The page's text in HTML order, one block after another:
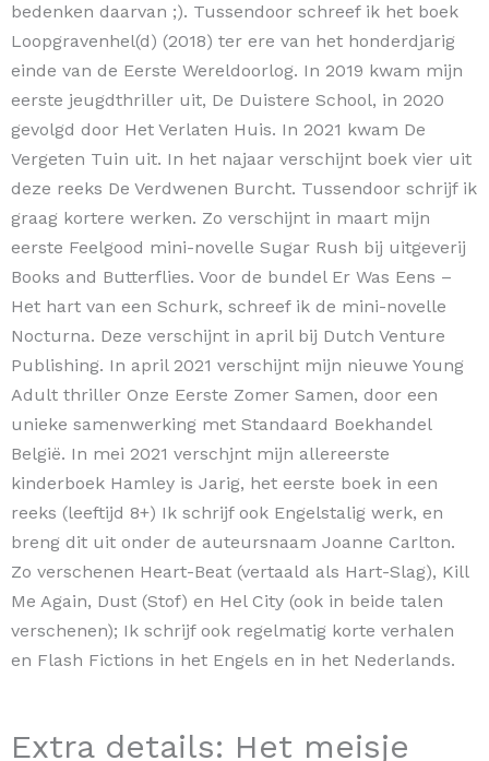
bedenken daarvan ;). Tussendoor schreef ik het boek
Loopgravenhel(d) (2018) ter ere van het honderdjarig
einde van de Eerste Wereldoorlog. In 2019 kwam mijn
eerste jeugdthriller uit, De Duistere School, in 2020
gevolgd door Het Verlaten Huis. In 2021 kwam De
Vergeten Tuin uit. In het najaar verschijnt boek vier uit
deze reeks De Verdwenen Burcht. Tussendoor schrijf ik
graag kortere werken. Zo verschijnt in maart mijn
eerste Feelgood mini-novelle Sugar Rush bij uitgeverij
Books and Butterflies. Voor de bundel Er Was Eens –
Het hart van een Schurk, schreef ik de mini-novelle
Nocturna. Deze verschijnt in april bij Dutch Venture
Publishing. In april 2021 verschijnt mijn nieuwe Young
Adult thriller Onze Eerste Zomer Samen, door een
unieke samenwerking met Standaard Boekhandel
België. In mei 2021 verschjnt mijn allereerste
kinderboek Hamley is Jarig, het eerste boek in een
reeks (leeftijd 8+) Ik schrijf ook Engelstalig werk, en
breng dit uit onder de auteursnaam Joanne Carlton.
Zo verschenen Heart-Beat (vertaald als Hart-Slag), Kill
Me Again, Dust (Stof) en Hel City (ook in beide talen
verschenen); Ik schrijf ook regelmatig korte verhalen
en Flash Fictions in het Engels en in het Nederlands.
Extra details: Het meisje